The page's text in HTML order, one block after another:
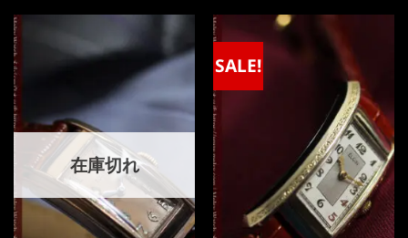
格 価
¥570,000
す。
格
は
¥1,500,000
で
し
価
¥1,500,000
在庫切れ
SALE!